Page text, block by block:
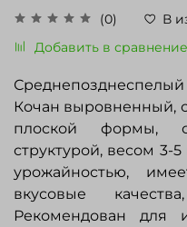
(0)
В
Добавить в сравнение
Кочан выровненный,
плоской формы,
структурой, весом 3-
урожайностью,
вкусовые
Рекомендован для